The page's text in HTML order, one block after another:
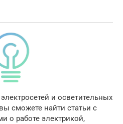
и осветительных
сможете найти статьи с
о работе электрикой,